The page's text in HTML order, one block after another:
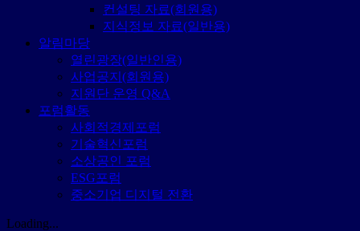
컨설팅 자료(회원용)
지식정보 자료(일반용)
알림마당
열린광장(일반인용)
사업공지(회원용)
지원단 운영 Q&A
포럼활동
사회적경제포럼
기술혁신포럼
소상공인 포럼
ESG포럼
중소기업 디지털 전환
Loading...